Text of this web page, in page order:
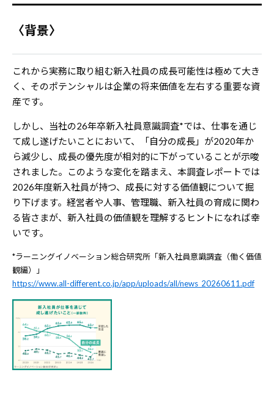
〈背景〉
これから実務に取り組む新入社員の成長可能性は極めて大き
く、そのポテンシャルは企業の将来価値を左右する重要な資
産です。
しかし、当社の26年卒新入社員意識調査*では、仕事を通じ
て成し遂げたいことにおいて、「自分の成長」が2020年か
ら減少し、成長の優先度が相対的に下がっていることが示唆
されました。このような変化を踏まえ、本調査レポートでは
2026年度新入社員が持つ、成長に対する価値観について掘
り下げます。経営者や人事、管理職、新入社員の育成に関わ
る皆さまが、新入社員の価値観を理解するヒントになれば幸
いです。
*ラーニングイノベーション総合研究所「新入社員意識調査（働く価値
観編）」
https://www.all-different.co.jp/app/uploads/all/news_20260611.pdf